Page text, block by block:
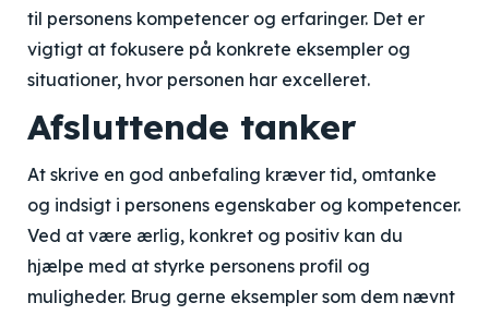
til personens kompetencer og erfaringer. Det er
vigtigt at fokusere på konkrete eksempler og
situationer, hvor personen har excelleret.
Afsluttende tanker
At skrive en god anbefaling kræver tid, omtanke
og indsigt i personens egenskaber og kompetencer.
Ved at være ærlig, konkret og positiv kan du
hjælpe med at styrke personens profil og
muligheder. Brug gerne eksempler som dem nævnt